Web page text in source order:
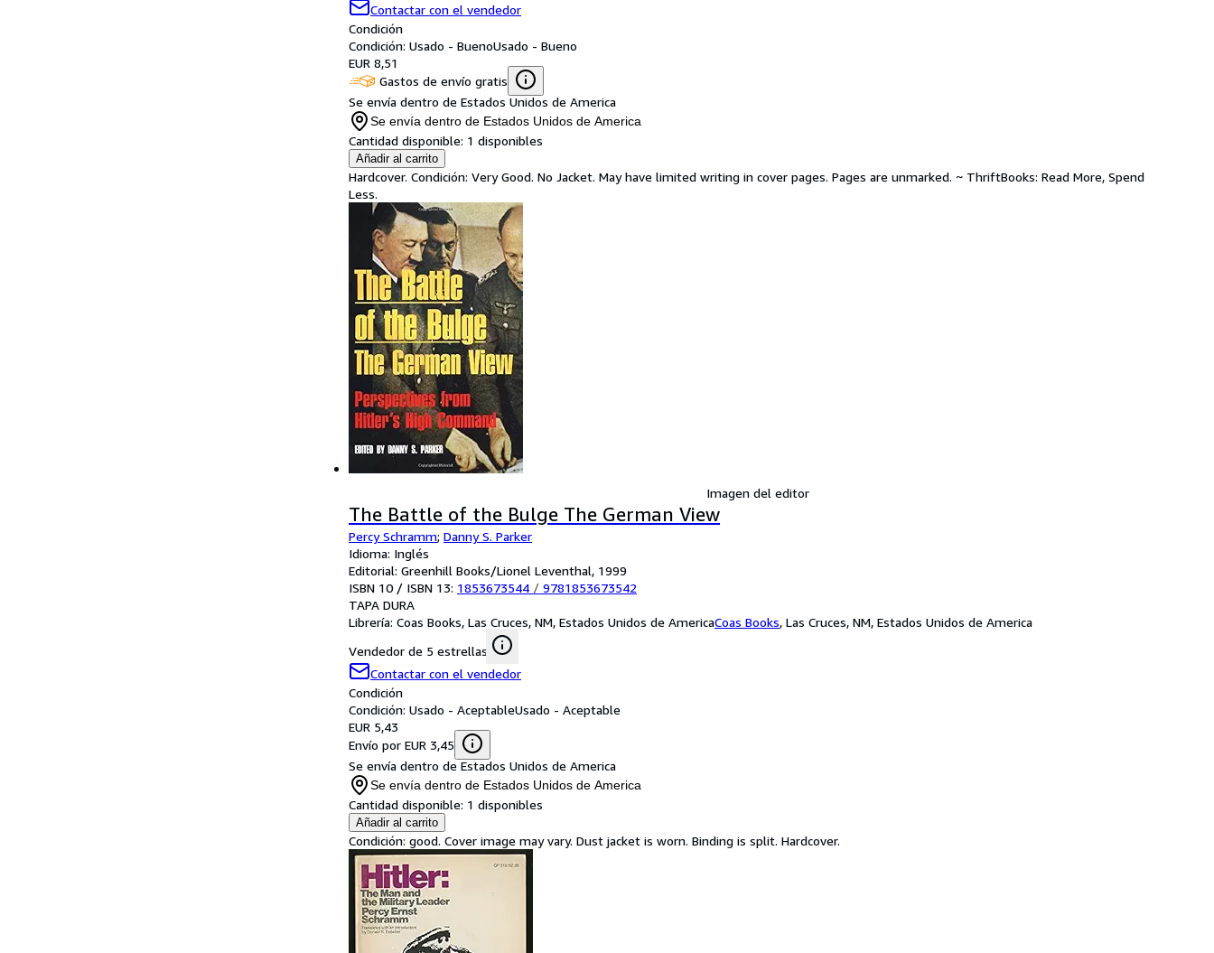
Contactar con el vendedor
Condición
Condición: Usado - BuenoUsado - Bueno
EUR 8,51
Gastos de envío gratis
Se envía dentro de Estados Unidos de America
Se envía dentro de Estados Unidos de America
Cantidad disponible: 1 disponibles
Añadir al carrito
Hardcover. Condición: Very Good. No Jacket. May have limited writing in cover pages. Pages are unmarked. ~ ThriftBooks: Read More, Spend
Less.
Imagen del editor
The Battle of the Bulge The German View
Percy Schramm; Danny S. Parker
Idioma: Inglés
Editorial: Greenhill Books/Lionel Leventhal, 1999
ISBN 10 / ISBN 13: 1853673544 / 9781853673542
TAPA DURA
Librería: Coas Books, Las Cruces, NM, Estados Unidos de AmericaCoas Books, Las Cruces, NM, Estados Unidos de America
Vendedor de 5 estrellas
Contactar con el vendedor
Condición
Condición: Usado - AceptableUsado - Aceptable
EUR 5,43
Envío por EUR 3,45
Se envía dentro de Estados Unidos de America
Se envía dentro de Estados Unidos de America
Cantidad disponible: 1 disponibles
Añadir al carrito
Condición: good. Cover image may vary. Dust jacket is worn. Binding is split. Hardcover.